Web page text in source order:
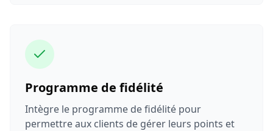
Programme de fidélité
Intègre le programme de fidélité pour
permettre aux clients de gérer leurs points et